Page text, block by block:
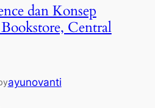
dan Konsep
Central
ayunovanti